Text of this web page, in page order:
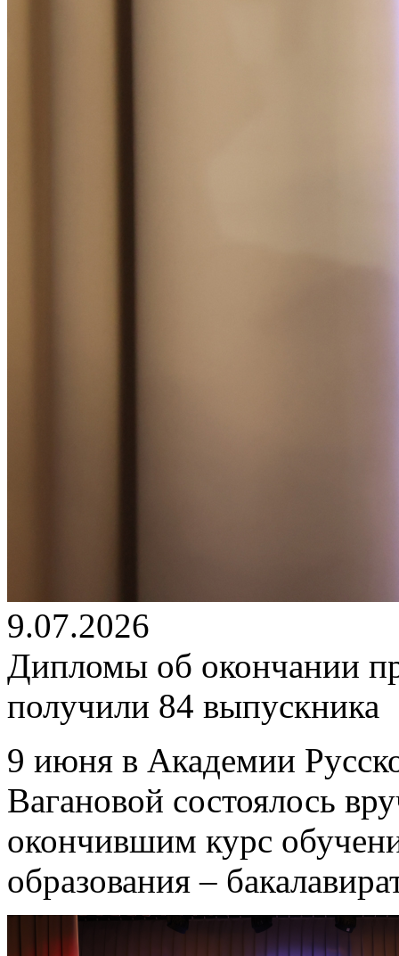
9.07.2026
Дипломы об окончании
получили 84 выпускника
9 июня в Академии
Вагановой состоялось
окончившим курс
образования –